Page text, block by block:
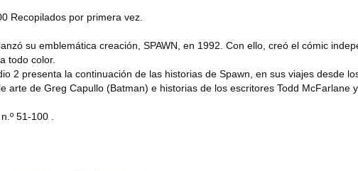
Recopilados por primera vez.
su emblemática creación, SPAWN, en 1992. Con ello, creó el cómic
todo color.
2 presenta la continuación de las historias de Spawn, en sus viajes desde
arte de Greg Capullo (Batman) e historias de los escritores Todd McFarlane
51-100 .